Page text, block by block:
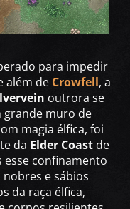
para impedir
além de Crowfell, a
outrora se
grande muro de
magia élfica, foi
da Elder Coast de
esse confinamento
e sábios
da raça élfica,